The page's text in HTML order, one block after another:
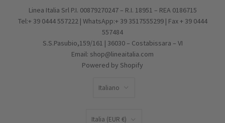
Cookie Policy
Linea Italia Srl P.I. 00879270247 – R.I. 18951 – REA 0186715
Tel:+ 39 0444 557222 | WhatsApp:+ 39 3517555299 | Fax + 39 0444
557484
S.S.Pasubio,159/161 | 36030 – Costabissara – VI
Email: shop@lineaitalia.com
Powered by Shopify
LINGUA
Italiano
PAESE
Italia (EUR €)